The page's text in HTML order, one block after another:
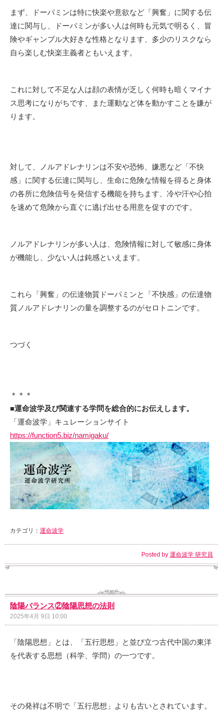
まず、ドーパミンは特に快楽や意欲など「興奮」に関する伝
達に関与し、ドーパミンが多い人は何時も元気で明るく、冒
険やギャンブル大好きな性格となります、多少のリスクなら
自ら楽しむ快楽主義者ともいえます。
これに対して不足な人は顔の表情が乏しく何時も暗くマイナ
ス思考になりがちです、また運動など体を動かすことを嫌が
ります。
対して、ノルアドレナリンは不安や恐怖、嫌悪など「不快
感」に関する伝達に関与し、生命に危険な情報を得ると身体
の各所に危険信号を発信する機能を持ちます、冷や汗や心拍
を速めて危険から直ぐに逃げ出せる用意を促すのです。
ノルアドレナリンが多い人は、危険情報に対して敏感に身体
が機能し、少ない人は鈍感といえます。
これら「興奮」の伝達物質ドーパミンと「不快感」の伝達物
質ノルアドレナリンの量を調整するのがセロトニンです。
つづく
＊＊＊
■運命波学及び関連する学問を総合的にお伝え します。
「運命波学」キュレーションサイト
https://function5.biz/namigaku/
カテゴリ： 運命波学
Posted by 運命波学 研究員
陰陽バランス②陰陽思想の法則
2025年4月 9日 10:00
「陰陽思想」とは、「五行思想」と並び立つ古代中国の東洋
を代表する思想（科学、学問）の一つです。
その発祥は不明で「五行思想」よりも古いとされています。